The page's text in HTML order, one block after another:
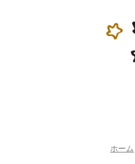
ホーム